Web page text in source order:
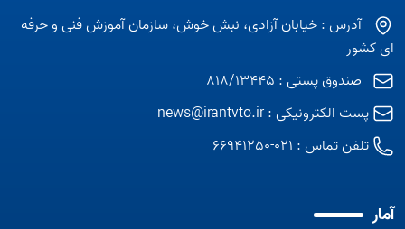
آدرس : خیابان آزادی، نبش خوش، سازمان آموزش فنی و حرفه
ای کشور
صندوق پستی : 818/13445
پست الکترونیکی :news@irantvto.ir
تلفن تماس : 021-66941250
آمار